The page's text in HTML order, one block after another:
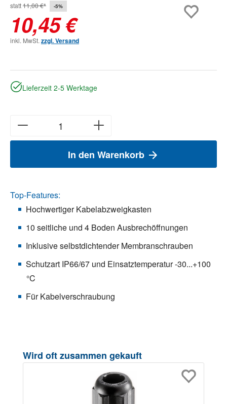
statt11,00 €* -5%
10,45 €
inkl. MwSt. zzgl. Versand
Lieferzeit 2-5 Werktage
In den Warenkorb
Top-Features:
Hochwertiger Kabelabzweigkasten
10 seitliche und 4 Boden Ausbrechöffnungen
Inklusive selbstdichtender Membranschrauben
Schutzart IP66/67 und Einsatztemperatur -30...+100
°C
Für Kabelverschraubung
Produktgalerie überspringen
Wird oft zusammen gekauft